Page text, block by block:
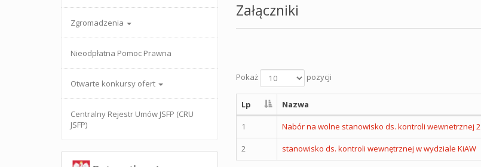
Zgromadzenia
Nieodpłatna Pomoc Prawna
Otwarte konkursy ofert
Centralny Rejestr Umów JSFP (CRU
JSFP)
Załączniki
Pokaż pozycji
Lp Nazwa
1 Nabór na wolne stanowisko ds. kontroli wewnetrznej 2
2 stanowisko ds. kontroli wewnętrznej w wydziale KiAW